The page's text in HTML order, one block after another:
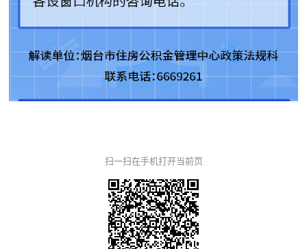
扫一扫在手机打开当前页